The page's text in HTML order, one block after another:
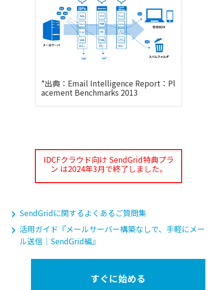
*出典：Email Intelligence Report：Pl
acement Benchmarks 2013
IDCFクラウド向け SendGrid特典プラ
ン は2024年3月で終了しました。
SendGridに関するよくあるご質問集
活用ガイド『メールサーバー構築なしで、手軽にメー
ル送信｜SendGrid編』
すぐに始める